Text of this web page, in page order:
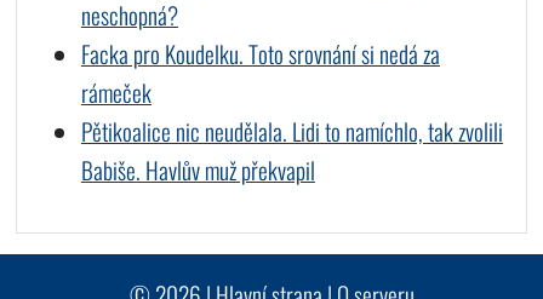
neschopná?
Facka pro Koudelku. Toto srovnání si nedá za
rámeček
Pětikoalice nic neudělala. Lidi to namíchlo, tak zvolili
Babiše. Havlův muž překvapil